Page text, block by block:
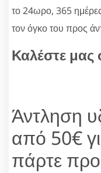
το 24ωρο, 365
τον όγκο του προς
Καλέστε μας
Άντληση
από 50€
πάρτε